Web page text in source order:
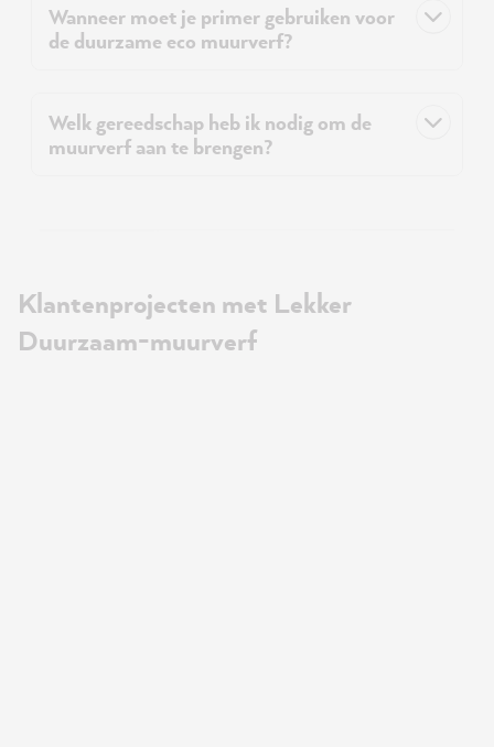
Wanneer moet je primer gebruiken voor
de duurzame eco muurverf?
Welk gereedschap heb ik nodig om de
muurverf aan te brengen?
Klantenprojecten met Lekker
Duurzaam-muurverf